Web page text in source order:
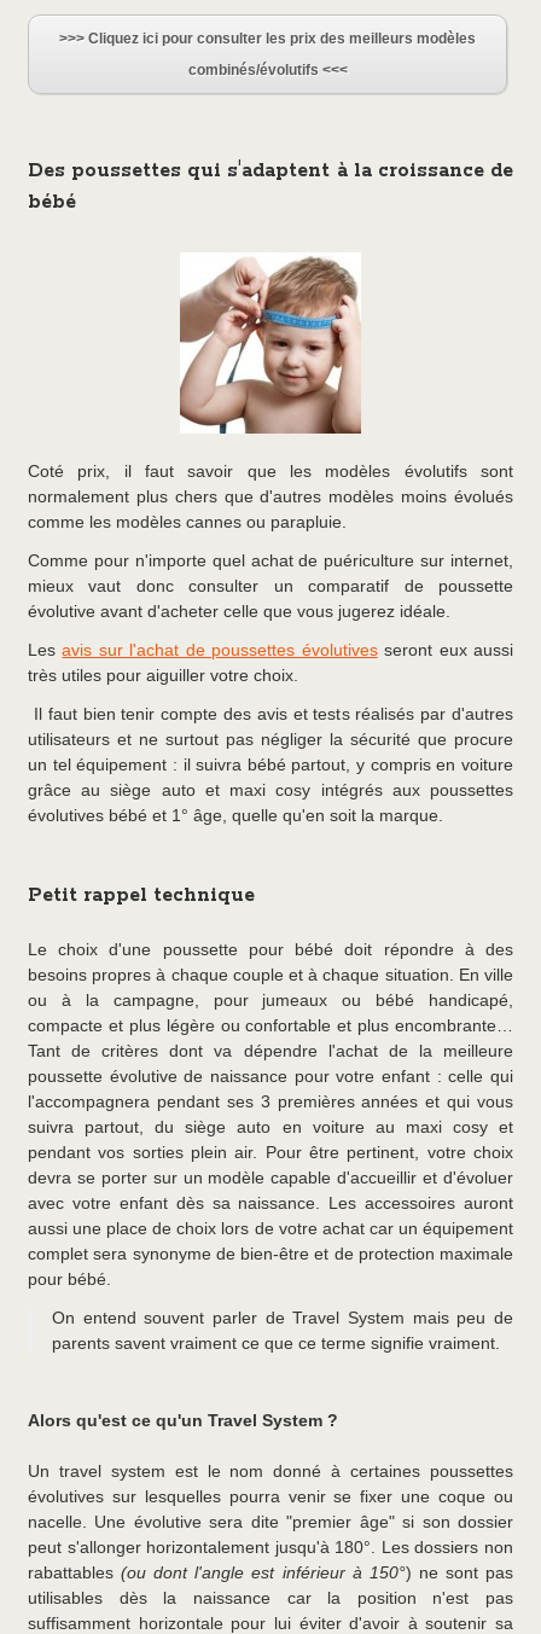
>>> Cliquez ici pour consulter les prix des meilleurs modèles
combinés/évolutifs <<<
Des poussettes qui s'adaptent à la croissance de
bébé
Coté prix, il faut savoir que les modèles évolutifs sont
normalement plus chers que d'autres modèles moins évolués
comme les modèles cannes ou parapluie.
Comme pour n'importe quel achat de puériculture sur internet,
mieux vaut donc consulter un comparatif de poussette
évolutive avant d'acheter celle que vous jugerez idéale.
Lesavis sur l'achat de poussettes évolutivesseront eux aussi
très utiles pour aiguiller votre choix.
Il faut bien tenir compte des avis et tests réalisés par d'autres
utilisateurs et ne surtout pas négliger la sécurité que procure
un tel équipement : il suivra bébé partout, y compris en voiture
grâce au siège auto et maxi cosy intégrés aux poussettes
évolutives bébé et 1° âge, quelle qu'en soit la marque.
Petit rappel technique
Le choix d'une poussette pour bébé doit répondre à des
besoins propres à chaque couple et à chaque situation. En ville
ou à la campagne, pour jumeaux ou bébé handicapé,
compacte et plus légère ou confortable et plus encombrante…
Tant de critères dont va dépendre l'achat de la meilleure
poussette évolutive de naissance pour votre enfant : celle qui
l'accompagnera pendant ses 3 premières années et qui vous
suivra partout, du siège auto en voiture au maxi cosy et
pendant vos sorties plein air. Pour être pertinent, votre choix
devra se porter sur un modèle capable d'accueillir et d'évoluer
avec votre enfant dès sa naissance. Les accessoires auront
aussi une place de choix lors de votre achat car un équipement
complet sera synonyme de bien-être et de protection maximale
pour bébé.
On entend souvent parler de Travel System mais peu de
parents savent vraiment ce que ce terme signifie vraiment.
Alors qu'est ce qu'un Travel System ?
Un travel system est le nom donné à certaines poussettes
évolutives sur lesquelles pourra venir se fixer une coque ou
nacelle. Une évolutive sera dite "premier âge" si son dossier
peut s'allonger horizontalement jusqu'à 180°. Les dossiers non
rabattables(ou dont l'angle est inférieur à 150°) ne sont pas
utilisables dès la naissance car la position n'est pas
suffisamment horizontale pour lui éviter d'avoir à soutenir sa